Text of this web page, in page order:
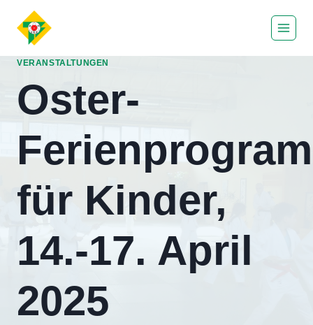
Inhalt
VERANSTALTUNGEN
Oster-
für Kinder,
14.-17. April
2025